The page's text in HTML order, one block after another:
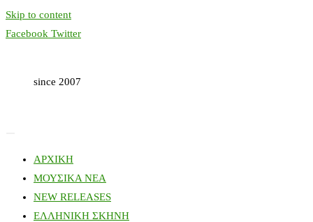
Skip to content
Facebook Twitter
since 2007
ΑΡΧΙΚΗ
ΜΟΥΣΙΚΑ ΝΕΑ
NEW RELEASES
ΕΛΛΗΝΙΚΗ ΣΚΗΝΗ